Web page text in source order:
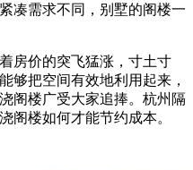
凑需求不同，别墅的阁楼一
房价的突飞猛涨，寸土寸
够把空间有效地利用起来，
阁楼广受大家追捧。杭州隔
阁楼如何才能节约成本。